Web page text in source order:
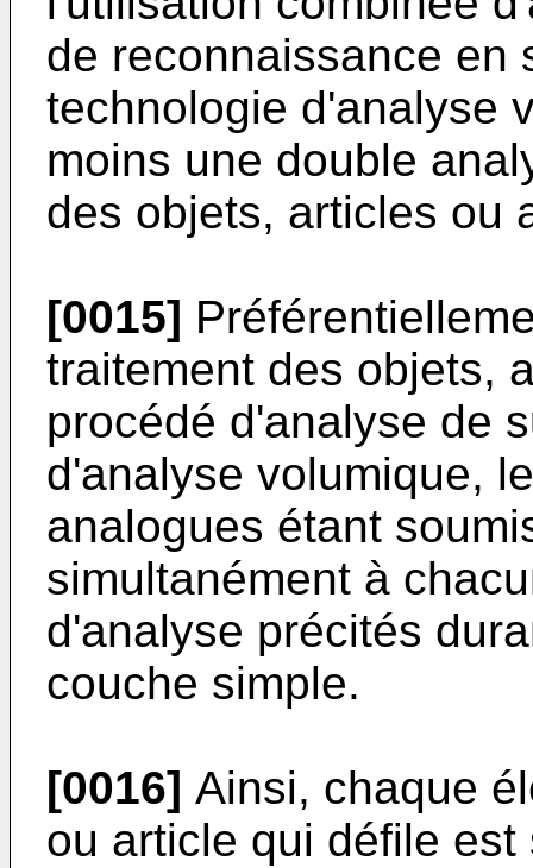
de reconnaissance en
technologie d'analyse
moins une double
des objets, articles ou
[0015]
traitement des objets,
procédé d'analyse de
d'analyse volumique,
analogues étant
simultanément à
d'analyse précités
couche simple.
[0016] Ainsi, chaque
ou article qui défile